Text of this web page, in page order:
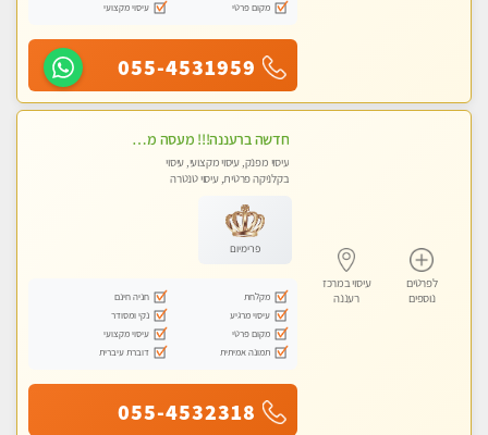
מקום פרטי
עיסוי מקצועי
055-4531959
לפרטים
נוספים
עיסוי במרכז
רעננה
חדשה ברעננה!!! מעסה מקצועית ו סבלנית עם ידיים זהב, מזמינה אותך ל עיסוי שוודי מקצועי ללא מין ....
עיסוי מפנק, עיסוי מקצועי, עיסוי
בקלניקה פרטית, עיסוי טנטרה
פרימיום
מקלחת
חניה חינם
עיסוי מרגיע
נקי ומסודר
מקום פרטי
עיסוי מקצועי
תמונה אמיתית
דוברת עיברית
055-4532318